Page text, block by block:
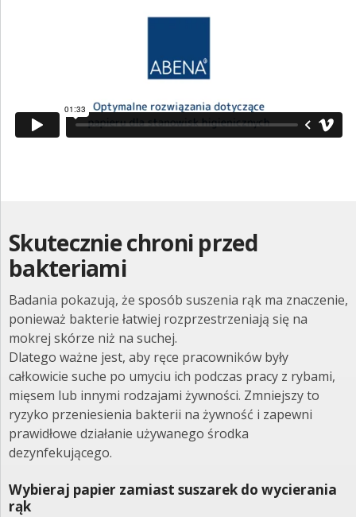
Skutecznie chroni przed
bakteriami
Badania pokazują, że sposób suszenia rąk ma znaczenie,
ponieważ bakterie łatwiej rozprzestrzeniają się na
mokrej skórze niż na suchej.
Dlatego ważne jest, aby ręce pracowników były
całkowicie suche po umyciu ich podczas pracy z rybami,
mięsem lub innymi rodzajami żywności. Zmniejszy to
ryzyko przeniesienia bakterii na żywność i zapewni
prawidłowe działanie używanego środka
dezynfekującego.
Wybieraj papier zamiast suszarek do wycierania
rąk